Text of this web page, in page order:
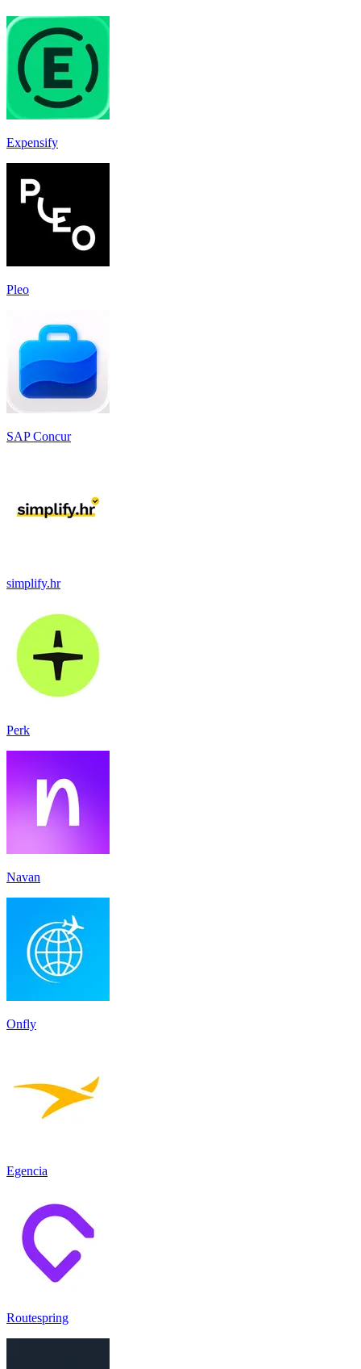
Expensify
Pleo
SAP Concur
simplify.hr
Perk
Navan
Onfly
Egencia
Routespring